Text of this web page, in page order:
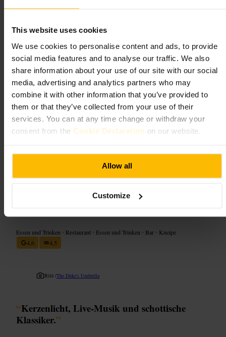
This website uses cookies
We use cookies to personalise content and ads, to provide
social media features and to analyse our traffic. We also
share information about your use of our site with our social
media, advertising and analytics partners who may
combine it with other information that you’ve provided to
them or that they’ve collected from your use of their
services. You can at any time change or withdraw your
consent from the Cookie Declaration on our website.
Allow all
Customize
Filetsteak, gebratener Heilbutt, Cullen Skink und klassische Desserts
wie Crème brûlée. Service ist aufmerksam und kennt die Gin-Auswahl.
Das Interieur mischt traditionelles schottisches Dekor mit warmen
Lederstühlen und Tapetenmotiven.
Planen Sie Ihren Besuch
Reservieren Sie im Voraus, vor allem für Abende und größere Gruppen.
Fragen Sie nach dem privaten Snug, wenn Sie eine ruhigere Runde
Personal hilft gern mit Empfehlungen und praktischen Fragen.
https://twofatladiesrestaurant.com/buttery
652 Argyle St, Glasgow G3 8UF, UK
Essen und Trinken • Restaurant • Essen und Trinken • Bar • Kneipe
4,6
4,5
Bild /The Duke's Umbrella
“Kerzenlicht, Live‑Musik und schottische
Klassiker.”